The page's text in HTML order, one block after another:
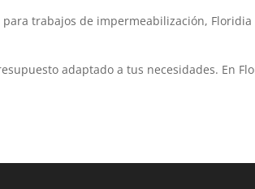
trabajos de impermeabilización,
adaptado a tus necesidades. En